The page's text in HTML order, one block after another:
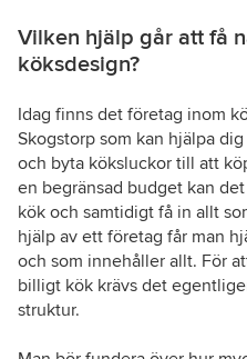
Vilken hjälp går att få
köksdesign?
Idag finns det företag inom
Skogstorp som kan hjälpa
och byta köksluckor till att
en begränsad budget kan
kök och samtidigt få in allt
hjälp av ett företag får man
och som innehåller allt. För
billigt kök krävs det
struktur.